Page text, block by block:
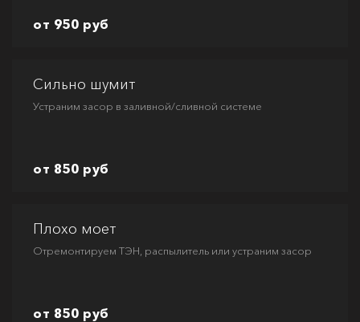
от 950 руб
Сильно шумит
Устраним засор в заливной/сливной системе
от 850 руб
Плохо моет
Отремонтируем ТЭН, распылитель или устраним засор
от 850 руб